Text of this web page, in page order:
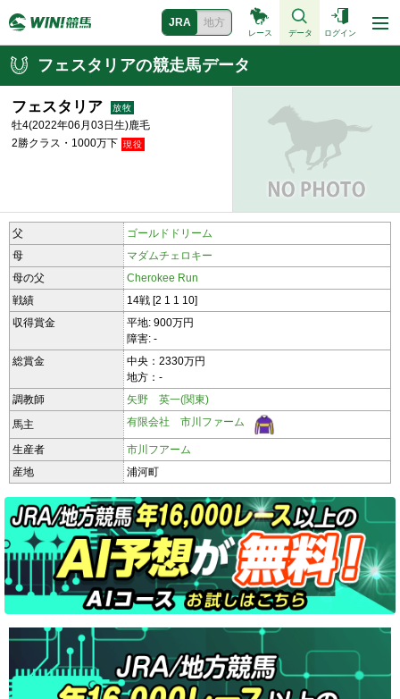
JRA 地方
レース データ ログイン
フェスタリアの競走馬データ
フェスタリア
牡4(2022年06月03日生)鹿毛
2勝クラス・1000万下
父
ゴールドドリーム
母
マダムチェロキー
母の父
Cherokee Run
戦績
14戦 [2 1 1 10]
収得賞金
平地: 900万円
障害: -
総賞金
中央：2330万円
地方：-
調教師
矢野 英一(関東)
馬主
有限会社 市川ファーム
生産者
市川フアーム
産地
浦河町